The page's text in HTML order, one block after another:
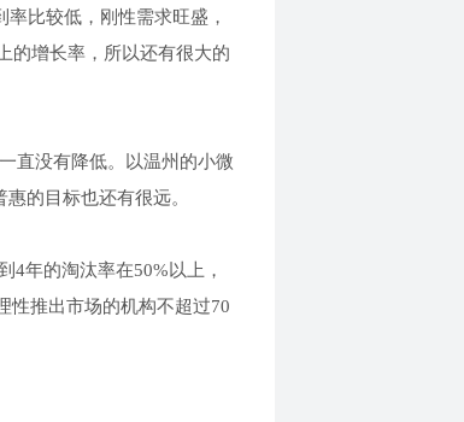
比较低，刚性需求旺盛，
的增长率，所以还有很大的
直没有降低。以温州的小微
的目标也还有很远。
4年的淘汰率在50%以上，
性推出市场的机构不超过70